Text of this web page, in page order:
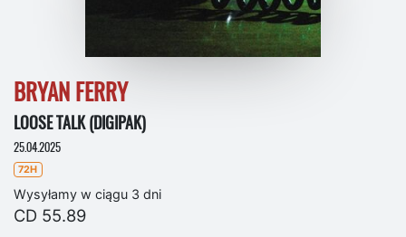
BRYAN FERRY
LOOSE TALK (DIGIPAK)
25.04.2025
72H
Wysyłamy w ciągu 3 dni
CD 55.89